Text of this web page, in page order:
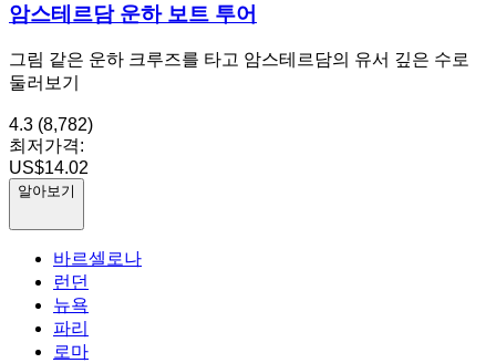
암스테르담 운하 보트 투어
그림 같은 운하 크루즈를 타고 암스테르담의 유서 깊은 수로
둘러보기
4.3 (8,782)
최저가격:
US$14.02
알아보기
바르셀로나
런던
뉴욕
파리
로마